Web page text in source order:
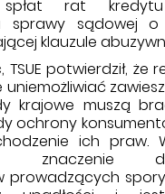
spłat rat
sprawy sądowej o
klauzule
potwierdził, że
uniemożliwiać
krajowe muszą
ochrony
ich praw.
znaczenie
prowadzących